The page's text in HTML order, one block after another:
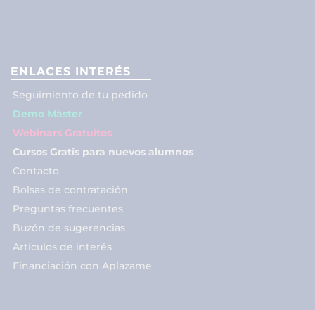
ENLACES INTERÉS
Seguimiento de tu pedido
Demo Máster
Webinars Gratuitos
Cursos Gratis para nuevos alumnos
Contacto
Bolsas de contratación
Preguntas frecuentes
Buzón de sugerencias
Artículos de interés
Financiación con Aplazame